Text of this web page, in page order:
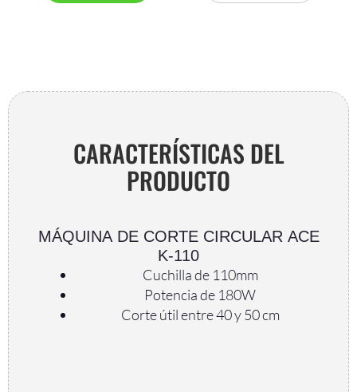
CARACTERÍSTICAS DEL
PRODUCTO
MÁQUINA DE CORTE CIRCULAR ACE
K-110
Cuchilla de 110mm
Potencia de 180W
Corte útil entre 40 y 50 cm